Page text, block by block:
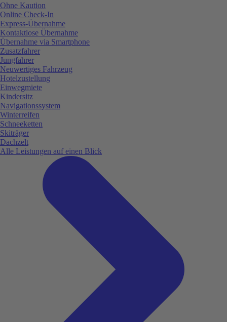
Ohne Kaution
Online Check-In
Express-Übernahme
Kontaktlose Übernahme
Übernahme via Smartphone
Zusatzfahrer
Jungfahrer
Neuwertiges Fahrzeug
Hotelzustellung
Einwegmiete
Kindersitz
Navigationssystem
Winterreifen
Schneeketten
Skiträger
Dachzelt
Alle Leistungen auf einen Blick